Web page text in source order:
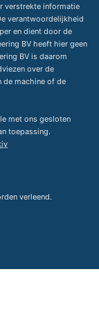
verstrekte informatie
verantwoordelijkheid
en dient door de
BV heeft hier geen
BV is daarom
over de
de machine of de
met ons gesloten
toepassing.
verleend.